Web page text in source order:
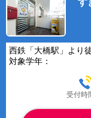
西鉄「大橋駅」より
対象学年：
受付時